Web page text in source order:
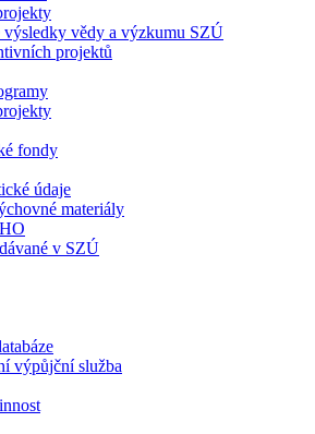
výsledky vědy a výzkumu SZÚ
projektů
fondy
údaje
materiály
v SZÚ
výpůjční služba